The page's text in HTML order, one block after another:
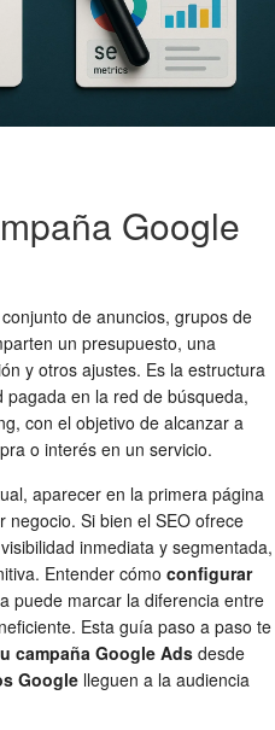
Google
de anuncios, grupos de
un presupuesto, una
y otros ajustes. Es la estructura
en la red de búsqueda,
con el objetivo de alcanzar a
o interés en un servicio.
aparecer en la primera página
negocio. Si bien el SEO ofrece
inmediata y segmentada,
Entender cómo configurar
puede marcar la diferencia entre
Esta guía paso a paso te
campaña Google Ads desde
Google lleguen a la audiencia